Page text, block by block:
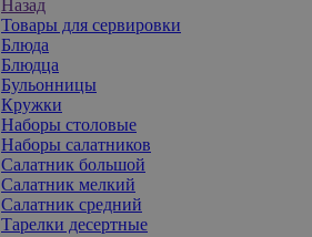
Назад
Товары для сервировки
Блюда
Блюдца
Бульонницы
Кружки
Наборы столовые
Наборы салатников
Салатник большой
Салатник мелкий
Салатник средний
Тарелки десертные